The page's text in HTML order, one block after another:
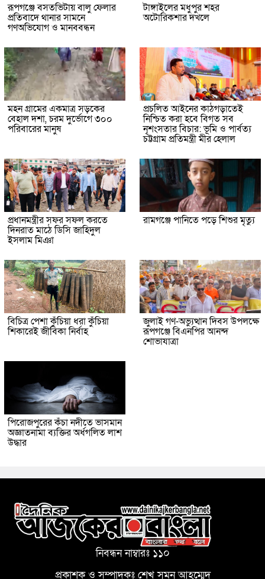
রূপগঞ্জে বসতভিটায় বালু ফেলার
প্রতিবাদে থানার সামনে
গণঅভিযোগ ও মানববন্ধন
টাঙ্গাইলের মধুপুর শহর
অটোরিকশার দখলে
মহন গ্রামের একমাত্র সড়কের
বেহাল দশা, চরম দুর্ভোগে ৩০০
পরিবারের মানুষ
প্রচলিত আইনের কাঠগড়াতেই
নিশ্চিত করা হবে বিগত সব
নৃশংসতার বিচার: ভূমি ও পার্বত্য
চট্টগ্রাম প্রতিমন্ত্রী মীর হেলাল
প্রধানমন্ত্রীর সফর সফল করতে
দিনরাত মাঠে ডিসি জাহিদুল
ইসলাম মিঞা
রামগঞ্জে পানিতে পড়ে শিশুর মৃত্যু
বিচিত্র পেশা কুঁচিয়া ধরা কুঁচিয়া
শিকারেই জীবিকা নির্বাহ
জুলাই গণ-অভ্যুত্থান দিবস উপলক্ষে
রূপগঞ্জে বিএনপির আনন্দ
শোভাযাত্রা
পিরোজপুরের কঁচা নদীতে ভাসমান
অজ্ঞাতনামা ব্যক্তির অর্ধগলিত লাশ
উদ্ধার
নিবন্ধন নাম্বারঃ ১১০
প্রকাশক ও সম্পাদকঃ শেখ সুমন আহম্মেদ